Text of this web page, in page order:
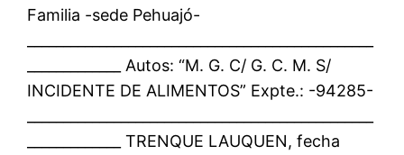
Familia -sede Pehuajó-
_____________ Autos: “M. G. C/ G. C. M. S/
INCIDENTE DE ALIMENTOS” Expte.: -94285-
_____________ TRENQUE LAUQUEN, fecha